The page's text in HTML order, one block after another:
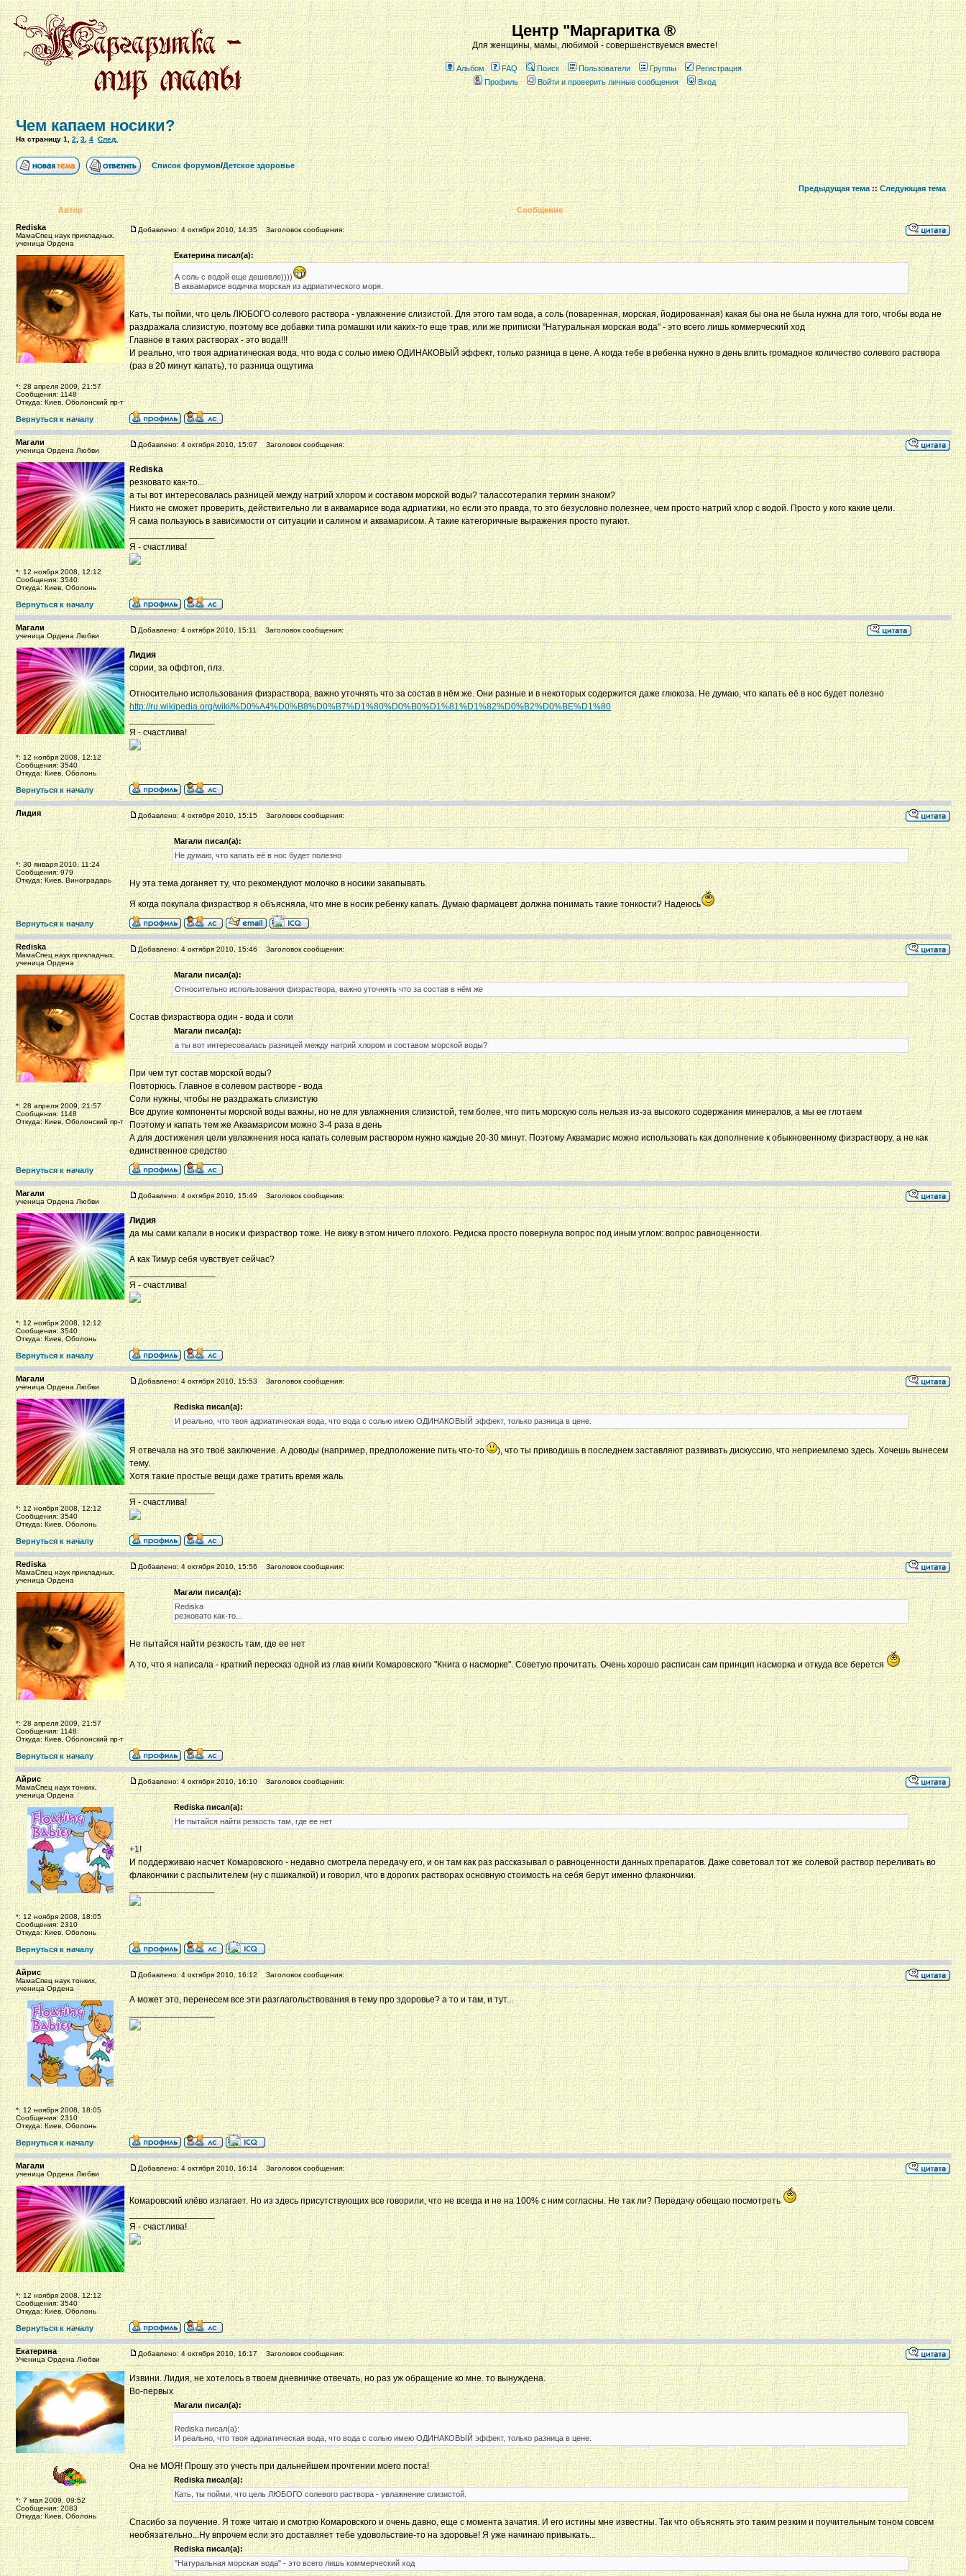
Центр "Маргаритка ®
Для женщины, мамы, любимой - совершенствуемся вместе!
Альбом FAQ Поиск Пользователи Группы
Регистрация
Профиль
Войти и проверить личные сообщения Вход
Чем капаем носики?
На страницу1,2,3,4 След.
Список форумов/Детское здоровье
Предыдущая тема::Следующая тема
Автор
Сообщение
Rediska
МамаСпец наук прикладных,
ученица Ордена
*: 28 апреля 2009, 21:57
Сообщения: 1148
Откуда: Киев, Оболонский пр-т
Добавлено: 4 октября 2010, 14:35 Заголовок сообщения:
Екатерина писал(а):
А соль с водой еще дешевле))))
В аквамарисе водичка морская из адриатического моря.
Кать, ты пойми, что цель ЛЮБОГО солевого раствора - увлажнение слизистой. Для этого там вода, а соль (поваренная, морская, йодированная) какая бы она не была нужна для того, чтобы вода не
раздражала слизистую, поэтому все добавки типа ромашки или каких-то еще трав, или же приписки "Натуральная морская вода" - это всего лишь коммерческий ход
Главное в таких растворах - это вода!!!
И реально, что твоя адриатическая вода, что вода с солью имею ОДИНАКОВЫЙ эффект, только разница в цене. А когда тебе в ребенка нужно в день влить громадное количество солевого раствора
(раз в 20 минут капать), то разница ощутима
Вернуться к началу
Магали
ученица Ордена Любви
*: 12 ноября 2008, 12:12
Сообщения: 3540
Откуда: Киев, Оболонь
Добавлено: 4 октября 2010, 15:07 Заголовок сообщения:
Rediska
резковато как-то...
а ты вот интересовалась разницей между натрий хлором и составом морской воды? талассотерапия термин знаком?
Никто не сможет проверить, действительно ли в аквамарисе вода адриатики, но если это правда, то это безусловно полезнее, чем просто натрий хлор с водой. Просто у кого какие цели.
Я сама пользуюсь в зависимости от ситуации и салином и аквамарисом. А такие категоричные выражения просто пугают.
_________________
Я - счастлива!
Вернуться к началу
Магали
ученица Ордена Любви
*: 12 ноября 2008, 12:12
Сообщения: 3540
Откуда: Киев, Оболонь
Добавлено: 4 октября 2010, 15:11 Заголовок сообщения:
Лидия
сории, за оффтоп, плз.
Относительно использования физраствора, важно уточнять что за состав в нём же. Они разные и в некоторых содержится даже глюкоза. Не думаю, что капать её в нос будет полезно
http://ru.wikipedia.org/wiki/%D0%A4%D0%B8%D0%B7%D1%80%D0%B0%D1%81%D1%82%D0%B2%D0%BE%D1%80
_________________
Я - счастлива!
Вернуться к началу
Лидия
*: 30 января 2010, 11:24
Сообщения: 979
Откуда: Киев, Виноградарь
Добавлено: 4 октября 2010, 15:15 Заголовок сообщения:
Магали писал(а):
Не думаю, что капать её в нос будет полезно
Ну эта тема доганяет ту, что рекомендуют молочко в носики закапывать.
Я когда покупала физраствор я объясняла, что мне в носик ребенку капать. Думаю фармацевт должна понимать такие тонкости? Надеюсь
Вернуться к началу
Rediska
МамаСпец наук прикладных,
ученица Ордена
*: 28 апреля 2009, 21:57
Сообщения: 1148
Откуда: Киев, Оболонский пр-т
Добавлено: 4 октября 2010, 15:46 Заголовок сообщения:
Магали писал(а):
Относительно использования физраствора, важно уточнять что за состав в нём же
Состав физраствора один - вода и соли
Магали писал(а):
а ты вот интересовалась разницей между натрий хлором и составом морской воды?
При чем тут состав морской воды?
Повторюсь. Главное в солевом растворе - вода
Соли нужны, чтобы не раздражать слизистую
Все другие компоненты морской воды важны, но не для увлажнения слизистой, тем более, что пить морскую соль нельзя из-за высокого содержания минералов, а мы ее глотаем
Поэтому и капать тем же Аквамарисом можно 3-4 раза в день
А для достижения цели увлажнения носа капать солевым раствором нужно каждые 20-30 минут. Поэтому Аквамарис можно использовать как дополнение к обыкновенному физраствору, а не как
единственное средство
Вернуться к началу
Магали
ученица Ордена Любви
*: 12 ноября 2008, 12:12
Сообщения: 3540
Откуда: Киев, Оболонь
Добавлено: 4 октября 2010, 15:49 Заголовок сообщения:
Лидия
да мы сами капали в носик и физраствор тоже. Не вижу в этом ничего плохого. Редиска просто повернула вопрос под иным углом: вопрос равноценности.
А как Тимур себя чувствует сейчас?
_________________
Я - счастлива!
Вернуться к началу
Магали
ученица Ордена Любви
*: 12 ноября 2008, 12:12
Сообщения: 3540
Откуда: Киев, Оболонь
Добавлено: 4 октября 2010, 15:53 Заголовок сообщения:
Rediska писал(а):
И реально, что твоя адриатическая вода, что вода с солью имею ОДИНАКОВЫЙ эффект, только разница в цене.
Я отвечала на это твоё заключение. А доводы (например, предположение пить что-то
), что ты приводишь в последнем заставляют развивать дискуссию, что неприемлемо здесь. Хочешь вынесем
тему.
Хотя такие простые вещи даже тратить время жаль.
_________________
Я - счастлива!
Вернуться к началу
Rediska
МамаСпец наук прикладных,
ученица Ордена
*: 28 апреля 2009, 21:57
Сообщения: 1148
Откуда: Киев, Оболонский пр-т
Добавлено: 4 октября 2010, 15:56 Заголовок сообщения:
Магали писал(а):
Rediska
резковато как-то...
Не пытайся найти резкость там, где ее нет
А то, что я написала - краткий пересказ одной из глав книги Комаровского "Книга о насморке". Советую прочитать. Очень хорошо расписан сам принцип насморка и откуда все берется
Вернуться к началу
Айрис
МамаСпец наук тонких,
ученица Ордена
*: 12 ноября 2008, 18:05
Сообщения: 2310
Откуда: Киев, Оболонь
Добавлено: 4 октября 2010, 16:10 Заголовок сообщения:
Rediska писал(а):
Не пытайся найти резкость там, где ее нет
+1!
И поддерживаю насчет Комаровского - недавно смотрела передачу его, и он там как раз рассказывал о равноценности данных препаратов. Даже советовал тот же солевой раствор переливать во
флакончики с распылителем (ну с пшикалкой) и говорил, что в дорогих растворах основную стоимость на себя берут именно флакончики.
_________________
Вернуться к началу
Айрис
МамаСпец наук тонких,
ученица Ордена
*: 12 ноября 2008, 18:05
Сообщения: 2310
Откуда: Киев, Оболонь
Добавлено: 4 октября 2010, 16:12 Заголовок сообщения:
А может это, перенесем все эти разглагольствования в тему про здоровье? а то и там, и тут...
_________________
Вернуться к началу
Магали
ученица Ордена Любви
*: 12 ноября 2008, 12:12
Сообщения: 3540
Откуда: Киев, Оболонь
Добавлено: 4 октября 2010, 16:14 Заголовок сообщения:
Комаровский клёво излагает. Но из здесь присутствующих все говорили, что не всегда и не на 100% с ним согласны. Не так ли? Передачу обещаю посмотреть
_________________
Я - счастлива!
Вернуться к началу
Екатерина
Ученица Ордена Любви
*: 7 мая 2009, 09:52
Сообщения: 2083
Откуда: Киев, Оболонь
Добавлено: 4 октября 2010, 16:17 Заголовок сообщения:
Извини. Лидия, не хотелось в твоем дневничке отвечать, но раз уж обращение ко мне. то вынуждена.
Во-первых
Магали писал(а):
Rediska писал(а):
И реально, что твоя адриатическая вода, что вода с солью имею ОДИНАКОВЫЙ эффект, только разница в цене.
Она не МОЯ! Прошу это учесть при дальнейшем прочтении моего поста!
Rediska писал(а):
Кать, ты пойми, что цель ЛЮБОГО солевого раствора - увлажнение слизистой.
Спасибо за поучение. Я тоже читаю и смотрю Комаровского и очень давно, еще с момента зачатия. И его истины мне известны. Так что объяснять это таким резким и поучительным тоном совсем
необязательно...Ну впрочем если это доставляет тебе удовольствие-то на здоровье! Я уже начинаю привыкать...
Rediska писал(а):
"Натуральная морская вода" - это всего лишь коммерческий ход